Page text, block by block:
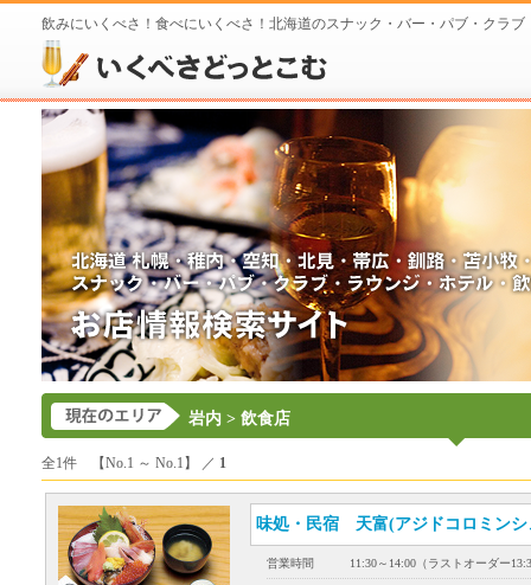
飲みにいくべさ！食べにいくべさ！北海道のスナック・バー・パブ・クラ
岩内 > 飲食店
全1件 【No.1 ～ No.1】 ／ 1
味処・民宿 天富(アジドコロミン
営業時間 11:30～14:00（ラストオーダー